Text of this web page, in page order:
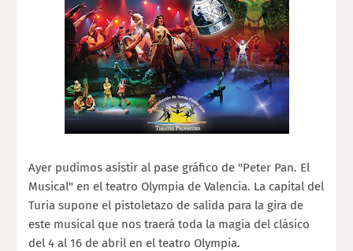
Ayer pudimos asistir al pase gráfico de "Peter Pan. El
Musical" en el teatro Olympia de Valencia. La capital del
Turia supone el pistoletazo de salida para la gira de
este musical que nos traerá toda la magia del clásico
del 4 al 16 de abril en el teatro Olympia.